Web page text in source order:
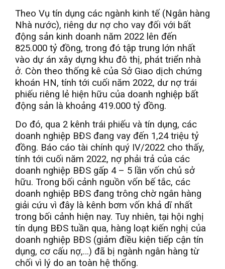
Theo Vụ tín dụng các ngành kinh tế (Ngân hàng
Nhà nước), riêng dư nợ cho vay đối với bất
động sản kinh doanh năm 2022 lên đến
825.000 tỷ đồng, trong đó tập trung lớn nhất
vào dự án xây dựng khu đô thị, phát triển nhà
ở. Còn theo thống kê của Sở Giao dịch chứng
khoán HN, tính tới cuối năm 2022, dư nợ trái
phiếu riêng lẻ hiện hữu của doanh nghiệp bất
động sản là khoảng 419.000 tỷ đồng.
Do đó, qua 2 kênh trái phiếu và tín dụng, các
doanh nghiệp BĐS đang vay đến 1,24 triệu tỷ
đồng. Báo cáo tài chính quý IV/2022 cho thấy,
tính tới cuối năm 2022, nợ phải trả của các
doanh nghiệp BĐS gấp 4 – 5 lần vốn chủ sở
hữu. Trong bối cảnh nguồn vốn bế tắc, các
doanh nghiệp BĐS đang trông chờ ngân hàng
giải cứu vì đây là kênh bơm vốn khả dĩ nhất
trong bối cảnh hiện nay. Tuy nhiên, tại hội nghị
tín dụng BĐS tuần qua, hàng loạt kiến nghị của
doanh nghiệp BĐS (giảm điều kiện tiếp cận tín
dụng, cơ cấu nợ,…) đã bị ngành ngân hàng từ
chối vì lý do an toàn hệ thống.